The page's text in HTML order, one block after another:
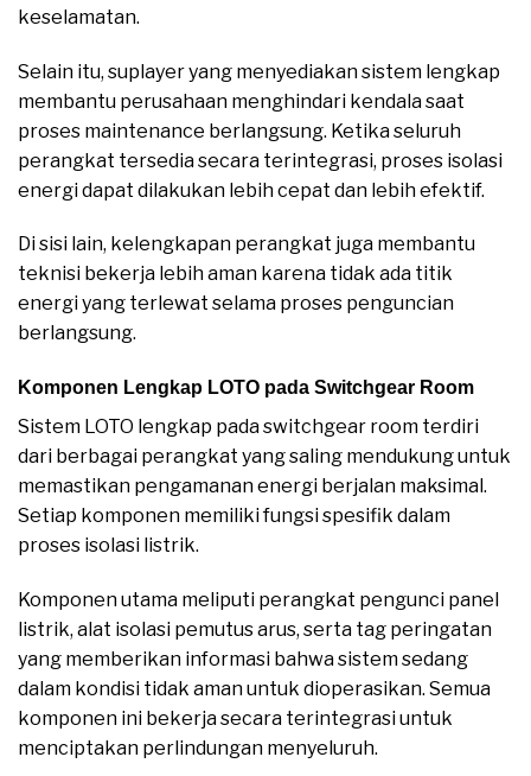
keselamatan.
Selain itu, suplayer yang menyediakan sistem lengkap
membantu perusahaan menghindari kendala saat
proses maintenance berlangsung. Ketika seluruh
perangkat tersedia secara terintegrasi, proses isolasi
energi dapat dilakukan lebih cepat dan lebih efektif.
Di sisi lain, kelengkapan perangkat juga membantu
teknisi bekerja lebih aman karena tidak ada titik
energi yang terlewat selama proses penguncian
berlangsung.
Komponen Lengkap LOTO pada Switchgear Room
Sistem LOTO lengkap pada switchgear room terdiri
dari berbagai perangkat yang saling mendukung untuk
memastikan pengamanan energi berjalan maksimal.
Setiap komponen memiliki fungsi spesifik dalam
proses isolasi listrik.
Komponen utama meliputi perangkat pengunci panel
listrik, alat isolasi pemutus arus, serta tag peringatan
yang memberikan informasi bahwa sistem sedang
dalam kondisi tidak aman untuk dioperasikan. Semua
komponen ini bekerja secara terintegrasi untuk
menciptakan perlindungan menyeluruh.